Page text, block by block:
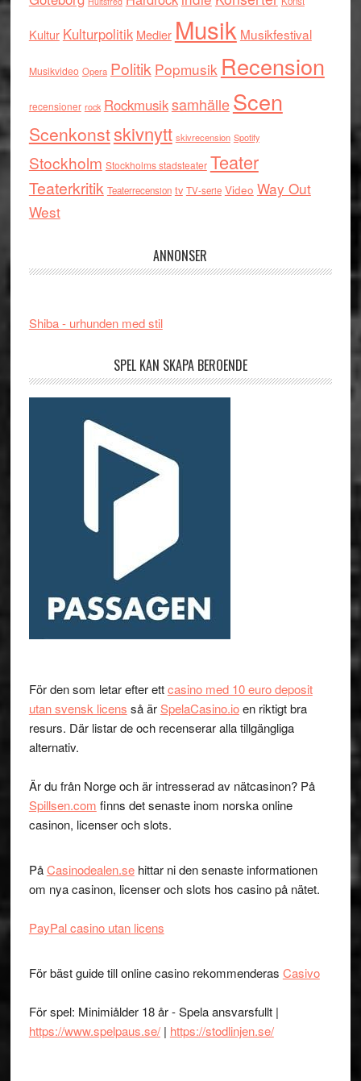
Kultur Kulturpolitik Medier Musik Musikfestival
Musikvideo Opera Politik Popmusik Recension
recensioner rock RockmusiksamhälleScen
Scenkonstskivnytt skivrecension Spotify
Stockholm Stockholms stadsteater Teater
Teaterkritik Teaterrecension tv TV-serie Video Way Out
West
ANNONSER
Shiba - urhunden med stil
SPEL KAN SKAPA BEROENDE
För den som letar efter ettcasino med 10 euro deposit
utan svensk licens så ärSpelaCasino.ioen riktigt bra
resurs. Där listar de och recenserar alla tillgängliga
alternativ.
Är du från Norge och är intresserad av nätcasinon? På
Spillsen.com finns det senaste inom norska online
casinon, licenser och slots.
PåCasinodealen.sehittar ni den senaste informationen
om nya casinon, licenser och slots hos casino på nätet.
PayPal casino utan licens
För bäst guide till online casino rekommenderas Casivo
För spel: Minimiålder 18 år - Spela ansvarsfullt |
https://www.spelpaus.se/| https://stodlinjen.se/